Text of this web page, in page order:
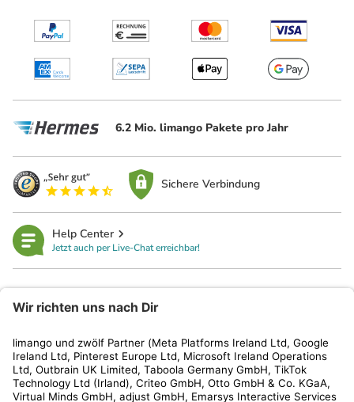
6.2 Mio. limango Pakete pro Jahr
Sichere Verbindung
Help Center
Jetzt auch per Live-Chat erreichbar!
Kundenservice